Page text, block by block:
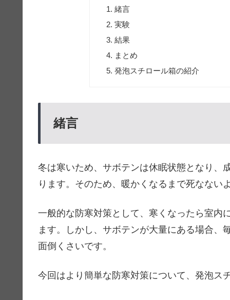
緒言
実験
結果
まとめ
発泡スチロール箱の紹介
緒言
冬は寒いため、サボテンは休眠状態となり、
ります。そのため、暖かくなるまで死なない
一般的な防寒対策として、寒くなったら室内
ます。しかし、サボテンが大量にある場合、
面倒くさいです。
今回はより簡単な防寒対策について、発泡ス